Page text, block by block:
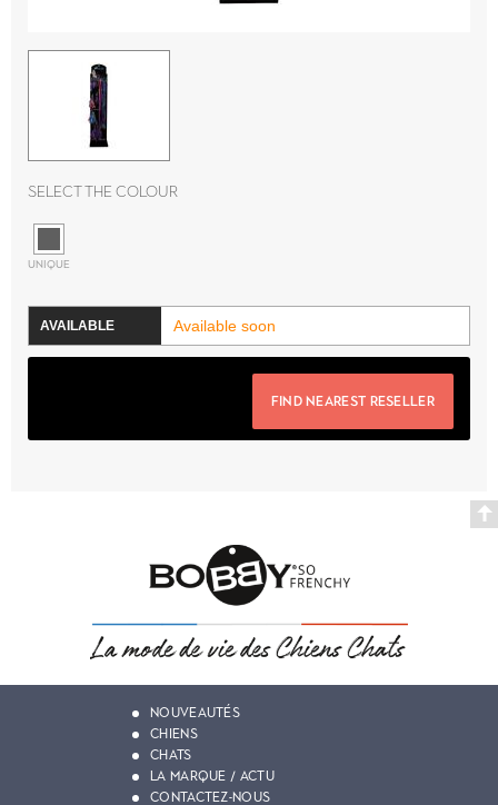
Select the colour
UNIQUE
Available soon
FIND NEAREST RESELLER
NOUVEAUTÉS
CHIENS
CHATS
LA MARQUE / ACTU
CONTACTEZ-NOUS